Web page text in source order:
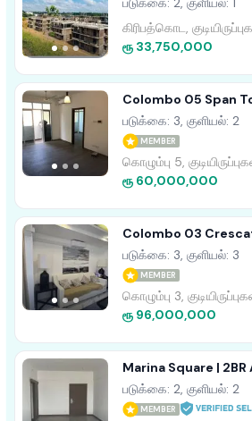
கிரிபத்கொட,
ரூ 33,750,000
Colombo 05 Span
Apartment For Sale
படுக்கை: 3, குளியல்: 2
MEMBER
கொழும்பு 5,
ரூ 60,000,000
Colombo 03
Furnished
படுக்கை: 3, குளியல்: 3
MEMBER
கொழும்பு 3,
ரூ 96,000,000
Marina Square |
In Colombo 15 -
படுக்கை: 2, குளியல்: 2
MEMBER